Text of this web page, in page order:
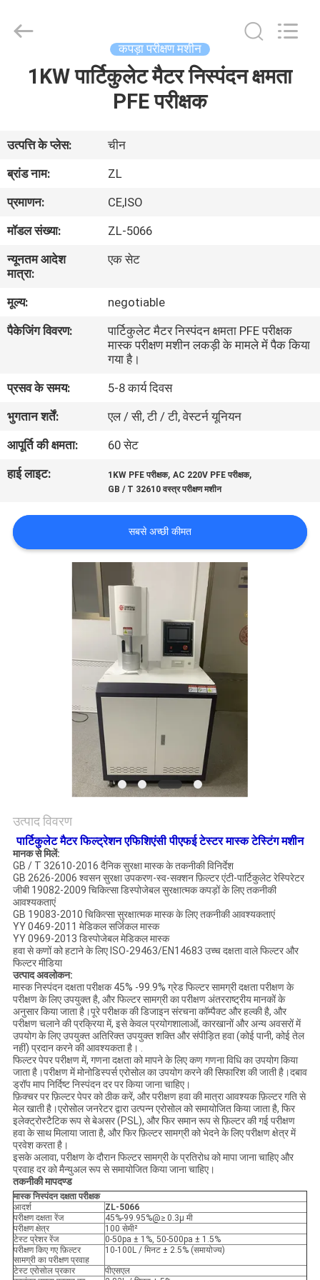
वीडियो
हमारे
बारे
में
कारखाना
भ्रमण
गुणवत्ता
नियंत्रण
संपर्क
करें
समाचार
PRIVACY
POLICY
Technology
Reserved.
कपड़ा परीक्षण मशीन
1KW पार्टिकुलेट मैटर निस्पंदन क्षमता
PFE परीक्षक
उत्पत्ति के प्लेस:
चीन
ब्रांड नाम:
ZL
प्रमाणन:
CE,ISO
मॉडल संख्या:
ZL-5066
न्यूनतम आदेश
मात्रा:
एक सेट
मूल्य:
negotiable
पैकेजिंग विवरण:
पार्टिकुलेट मैटर निस्पंदन क्षमता PFE परीक्षक
मास्क परीक्षण मशीन लकड़ी के मामले में पैक किया
गया है।
प्रसव के समय:
5-8 कार्य दिवस
भुगतान शर्तें:
एल / सी, टी / टी, वेस्टर्न यूनियन
आपूर्ति की क्षमता:
60 सेट
हाई लाइट:
1KW PFE परीक्षक,AC 220V PFE परीक्षक,
GB / T 32610 वस्त्र परीक्षण मशीन
सबसे अच्छी कीमत
उत्पाद विवरण
पार्टिकुलेट मैटर फिल्ट्रेशन एफिशिएंसी पीएफई टेस्टर मास्क टेस्टिंग मशीन
मानक से मिलें:
GB / T 32610-2016 दैनिक सुरक्षा मास्क के तकनीकी विनिर्देश
GB 2626-2006 श्वसन सुरक्षा उपकरण-स्व-सक्शन फ़िल्टर एंटी-पार्टिकुलेट रेस्पिरेटर
जीबी 19082-2009 चिकित्सा डिस्पोजेबल सुरक्षात्मक कपड़ों के लिए तकनीकी
आवश्यकताएं
GB 19083-2010 चिकित्सा सुरक्षात्मक मास्क के लिए तकनीकी आवश्यकताएं
YY 0469-2011 मेडिकल सर्जिकल मास्क
YY 0969-2013 डिस्पोजेबल मेडिकल मास्क
हवा से कणों को हटाने के लिए ISO-29463/EN14683 उच्च दक्षता वाले फिल्टर और
फिल्टर मीडिया
उत्पाद अवलोकन:
मास्क निस्पंदन दक्षता परीक्षक 45% -99.9% ग्रेड फिल्टर सामग्री दक्षता परीक्षण के
परीक्षण के लिए उपयुक्त है, और फिल्टर सामग्री का परीक्षण अंतरराष्ट्रीय मानकों के
अनुसार किया जाता है।पूरे परीक्षक की डिजाइन संरचना कॉम्पैक्ट और हल्की है, और
परीक्षण चलाने की प्रक्रिया में, इसे केवल प्रयोगशालाओं, कारखानों और अन्य अवसरों में
उपयोग के लिए उपयुक्त अतिरिक्त उपयुक्त शक्ति और संपीड़ित हवा (कोई पानी, कोई तेल
नहीं) प्रदान करने की आवश्यकता है। .
फिल्टर पेपर परीक्षण में, गणना दक्षता को मापने के लिए कण गणना विधि का उपयोग किया
जाता है।परीक्षण में मोनोडिस्पर्स एरोसोल का उपयोग करने की सिफारिश की जाती है।दबाव
ड्रॉप माप निर्दिष्ट निस्पंदन दर पर किया जाना चाहिए।
फ़िक्चर पर फ़िल्टर पेपर को ठीक करें, और परीक्षण हवा की मात्रा आवश्यक फ़िल्टर गति से
मेल खाती है।एरोसोल जनरेटर द्वारा उत्पन्न एरोसोल को समायोजित किया जाता है, फिर
इलेक्ट्रोस्टैटिक रूप से बेअसर (PSL), और फिर समान रूप से फ़िल्टर की गई परीक्षण
हवा के साथ मिलाया जाता है, और फिर फ़िल्टर सामग्री को भेदने के लिए परीक्षण क्षेत्र में
प्रवेश करता है।
इसके अलावा, परीक्षण के दौरान फिल्टर सामग्री के प्रतिरोध को मापा जाना चाहिए और
प्रवाह दर को मैन्युअल रूप से समायोजित किया जाना चाहिए।
तकनीकी मापदण्ड
मास्क निस्पंदन दक्षता परीक्षक
आदर्श
ZL-5066
परीक्षण दक्षता रेंज
45%-99.95%@≥ 0.3μ मी
परीक्षण क्षेत्र
100 सेमी²
टेस्ट प्रेशर रेंज
0-50pa ± 1%, 50-500pa ± 1.5%
परीक्षण किए गए फ़िल्टर
सामग्री का परीक्षण प्रवाह
10-100L / मिनट ± 2.5% (समायोज्य)
टेस्ट एरोसोल प्रकार
पीएसएल